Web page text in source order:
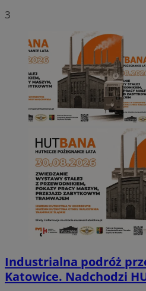
3
Industrialna podróż
Katowice. Nadchodzi